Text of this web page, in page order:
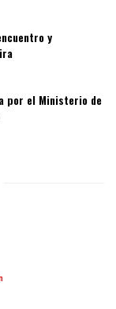
y
por el Ministerio de